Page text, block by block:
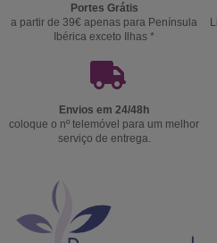
Portes Grátis
a partir de 39€ apenas para Península
Ibérica exceto Ilhas *
Envios em 24/48h
coloque o nº telemóvel para um melhor
serviço de entrega.